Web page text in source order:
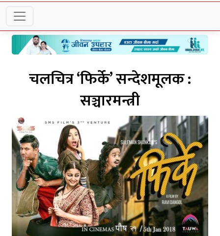
चलचित्र ‘फिर्के’ सन्देशमूलक :
सञ्चारमन्त्री